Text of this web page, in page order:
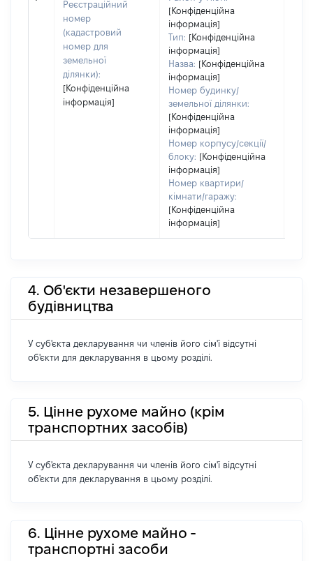
Реєстраційний
номер
(кадастровий
номер для
земельної
ділянки):
[Конфіденційна
інформація]
[Конфіденційна
інформація]
Тип: [Конфіденційна
інформація]
Назва: [Конфіденційна
інформація]
Номер будинку/
земельної ділянки:
[Конфіденційна
інформація]
Номер корпусу/секції/
блоку: [Конфіденційна
інформація]
Номер квартири/
кімнати/гаражу:
[Конфіденційна
інформація]
4. Об'єкти незавершеного
будівництва
У суб'єкта декларування чи членів його сім'ї відсутні
об'єкти для декларування в цьому розділі.
5. Цінне рухоме майно (крім
транспортних засобів)
У суб'єкта декларування чи членів його сім'ї відсутні
об'єкти для декларування в цьому розділі.
6. Цінне рухоме майно -
транспортні засоби